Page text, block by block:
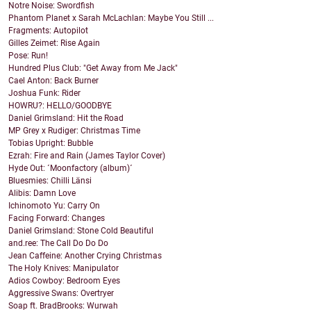
Notre Noise: Swordfish
Phantom Planet x Sarah McLachlan: Maybe You Still ...
Fragments: Autopilot
Gilles Zeimet: Rise Again
Pose: Run!
Hundred Plus Club: "Get Away from Me Jack"
Cael Anton: Back Burner
Joshua Funk: Rider
HOWRU?: HELLO/GOODBYE
Daniel Grimsland: Hit the Road
MP Grey x Rudiger: Christmas Time
Tobias Upright: Bubble
Ezrah: Fire and Rain (James Taylor Cover)
Hyde Out: ´Moonfactory (album)´
Bluesmies: Chilli Länsi
Alibis: Damn Love
Ichinomoto Yu: Carry On
Facing Forward: Changes
Daniel Grimsland: Stone Cold Beautiful
and.ree: The Call Do Do Do
Jean Caffeine: Another Crying Christmas
The Holy Knives: Manipulator
Adios Cowboy: Bedroom Eyes
Aggressive Swans: Overtryer
Soap ft. BradBrooks: Wurwah